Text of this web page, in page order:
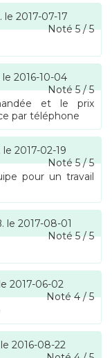
le 2017-07-17
Noté5/5
le 2016-10-04
Noté5/5
et le prix
par téléphone
le 2017-02-19
Noté5/5
pour un travail
le 2017-08-01
Noté5/5
le 2017-06-02
Noté4/5
le 2016-08-22